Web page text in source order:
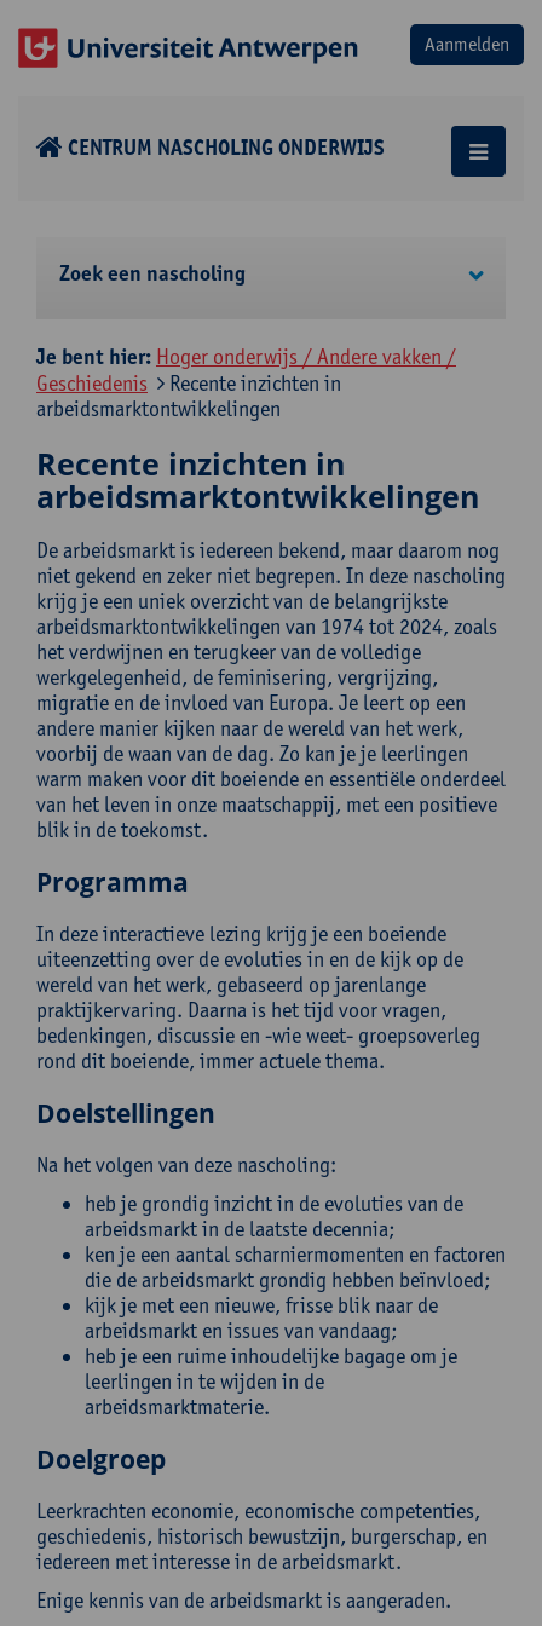
CENTRUM NASCHOLING ONDERWIJS
Zoek een nascholing
Je bent hier: Hoger onderwijs / Andere vakken /
Geschiedenis
Recente inzichten in
arbeidsmarktontwikkelingen
Recente inzichten in
arbeidsmarktontwikkelingen
De arbeidsmarkt is iedereen bekend, maar daarom nog
niet gekend en zeker niet begrepen. In deze nascholing
krijg je een uniek overzicht van de belangrijkste
arbeidsmarktontwikkelingen van 1974 tot 2024, zoals
het verdwijnen en terugkeer van de volledige
werkgelegenheid, de feminisering, vergrijzing,
migratie en de invloed van Europa. Je leert op een
andere manier kijken naar de wereld van het werk,
voorbij de waan van de dag. Zo kan je je leerlingen
warm maken voor dit boeiende en essentiële onderdeel
van het leven in onze maatschappij, met een positieve
blik in de toekomst.
Programma
In deze interactieve lezing krijg je een boeiende
uiteenzetting over de evoluties in en de kijk op de
wereld van het werk, gebaseerd op jarenlange
praktijkervaring. Daarna is het tijd voor vragen,
bedenkingen, discussie en -wie weet- groepsoverleg
rond dit boeiende, immer actuele thema.
Doelstellingen
Na het volgen van deze nascholing:
heb je grondig inzicht in de evoluties van de
arbeidsmarkt in de laatste decennia;
ken je een aantal scharniermomenten en factoren
die de arbeidsmarkt grondig hebben beïnvloed;
kijk je met een nieuwe, frisse blik naar de
arbeidsmarkt en issues van vandaag;
heb je een ruime inhoudelijke bagage om je
leerlingen in te wijden in de
arbeidsmarktmaterie.
Doelgroep
Leerkrachten economie, economische competenties,
geschiedenis, historisch bewustzijn, burgerschap, en
iedereen met interesse in de arbeidsmarkt.
Enige kennis van de arbeidsmarkt is aangeraden.